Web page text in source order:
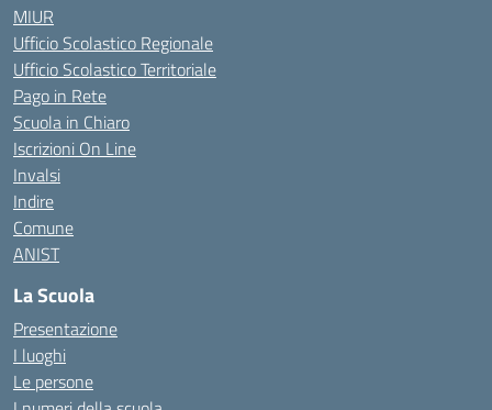
MIUR
Ufficio Scolastico Regionale
Ufficio Scolastico Territoriale
Pago in Rete
Scuola in Chiaro
Iscrizioni On Line
Invalsi
Indire
Comune
ANIST
La Scuola
Presentazione
I luoghi
Le persone